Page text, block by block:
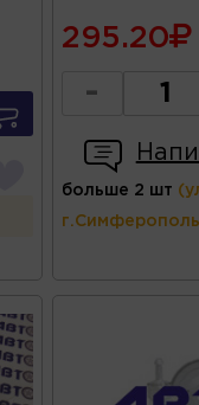
295.20
-
больше 2 шт